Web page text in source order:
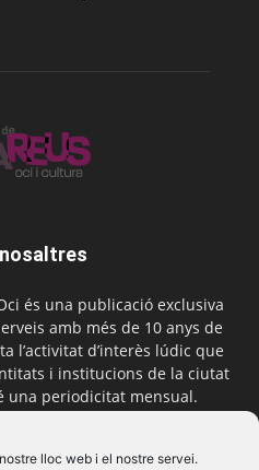
lloc web i el nostre servei.
és una publicació exclusiva
amb més de 10 anys de
l’activitat d’interès lúdic que
i institucions de la ciutat
una periodicitat mensual.